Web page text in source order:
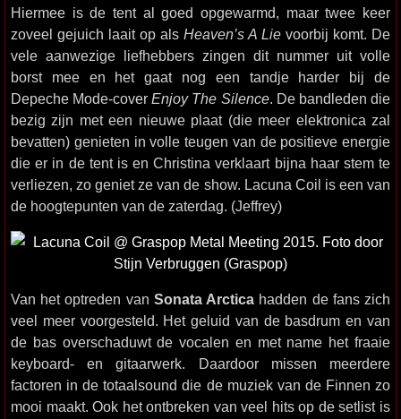
Hiermee is de tent al goed opgewarmd, maar twee keer
zoveel gejuich laait op als Heaven’s A Lie voorbij komt. De
vele aanwezige liefhebbers zingen dit nummer uit volle
borst mee en het gaat nog een tandje harder bij de
Depeche Mode-coverEnjoy The Silence. De bandleden die
bezig zijn met een nieuwe plaat (die meer elektronica zal
bevatten) genieten in volle teugen van de positieve energie
die er in de tent is en Christina verklaart bijna haar stem te
verliezen, zo geniet ze van de show. Lacuna Coil is een van
de hoogtepunten van de zaterdag. (Jeffrey)
Van het optreden van Sonata Arctica hadden de fans zich
veel meer voorgesteld. Het geluid van de basdrum en van
de bas overschaduwt de vocalen en met name het fraaie
keyboard- en gitaarwerk. Daardoor missen meerdere
factoren in de totaalsound die de muziek van de Finnen zo
mooi maakt. Ook het ontbreken van veel hits op de setlist is